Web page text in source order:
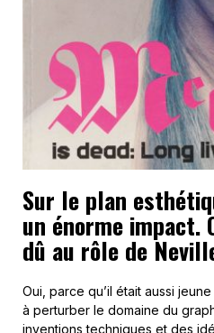
à perturber le domaine du
inventions techniques et des
les règles dans ce domaine. Il
Logan qui était d’innover mais
avec des visuels excitants. En
d’avant-garde comme le
et l’adapter à un posture
créé le langage du design
la fois – ce qui se prêtait à
Quelle est ta
magazine ?
Je dirais 1989-1993. La période
Garratt a été décrite comme “la
C’était le moment où la fierté